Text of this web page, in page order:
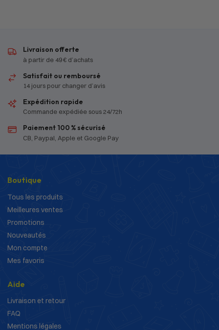
Livraison offerte
à partir de 49 € d’achats
Satisfait ou remboursé
14 jours pour changer d’avis
Expédition rapide
Commande expédiée sous 24/72h
Paiement 100 % sécurisé
CB, Paypal, Apple et Google Pay
Boutique
Tous les produits
Meilleures ventes
Promotions
Nouveautés
Mon compte
Mes favoris
Aide
Livraison et retour
FAQ
Mentions légales